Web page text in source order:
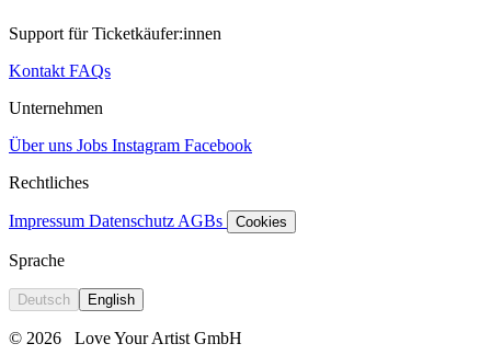
Support für Ticketkäufer:innen
Kontakt FAQs
Unternehmen
Über uns Jobs Instagram Facebook
Rechtliches
Impressum Datenschutz AGBs Cookies
Sprache
Deutsch English
© 2026 Love Your Artist GmbH